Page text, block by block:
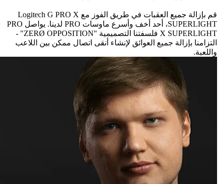
قم بإزالة جميع العقبات في طريق الفوز مع Logitech G PRO X
SUPERLIGHT، أحد أخف وأسرع ماوسات PRO لدينا. يواصل PRO
X SUPERLIGHT فلسفتنا التصميمية "ZERØ OPPOSITION" -
التزامنا بإزالة جميع العوائق لإنشاء أنقى اتصال ممكن بين اللاعب
واللعبة.